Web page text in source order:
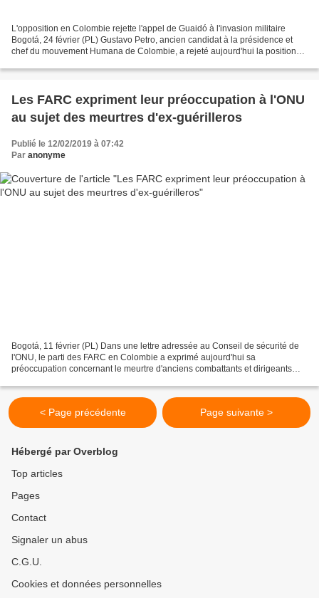
L'opposition en Colombie rejette l'appel de Guaidó à l'invasion militaire
Bogotá, 24 février (PL) Gustavo Petro, ancien candidat à la présidence et
chef du mouvement Humana de Colombie, a rejeté aujourd'hui la position
Les FARC expriment leur préoccupation à l'ONU
au sujet des meurtres d'ex-guérilleros
Publié le 12/02/2019 à 07:42
Par anonyme
Bogotá, 11 février (PL) Dans une lettre adressée au Conseil de sécurité de
l'ONU, le parti des FARC en Colombie a exprimé aujourd'hui sa
préoccupation concernant le meurtre d'anciens combattants et dirigeants
< Page précédente Page suivante >
Hébergé par Overblog
Top articles
Pages
Contact
Signaler un abus
C.G.U.
Cookies et données personnelles